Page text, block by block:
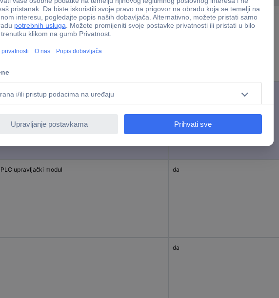
Vrsta proizvoda
PLC modul za proširenje
PLC upravljački modul da
da